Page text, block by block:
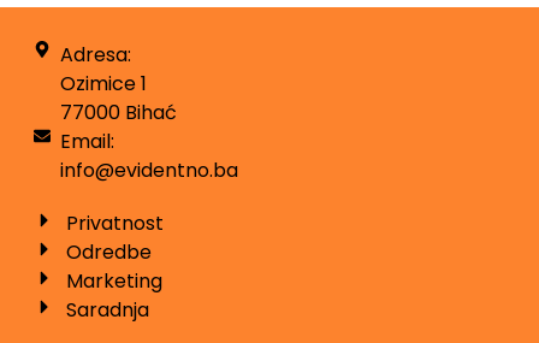
Adresa:
Ozimice 1
77000 Bihać
Email:
info@evidentno.ba
Privatnost
Odredbe
Marketing
Saradnja